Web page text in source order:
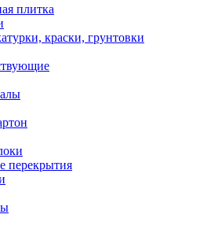
плитка
краски, грунтовки
перекрытия